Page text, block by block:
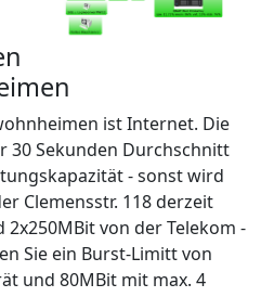
ist Internet. Die
30 Sekunden Durchschnitt
- sonst wird
Clemensstr. 118 derzeit
von der Telekom -
Sie ein Burst-Limitt von
und 80MBit mit max. 4